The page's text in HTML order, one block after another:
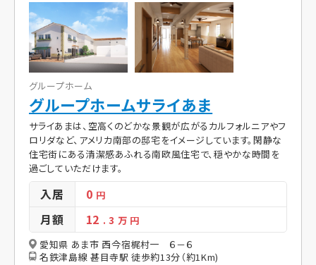
グループホーム
グループホームサライあま
サライあまは、空高くのどかな景観が広がるカルフォルニアやフ
ロリダなど、アメリカ南部の邸宅をイメージしています。閑静な
住宅街にある清潔感あふれる南欧風住宅で、穏やかな時間を
過ごしていただけます。
入居 0 円
月額 12 . 3 万 円
愛知県 あま市 西今宿梶村一 ６－６
名鉄津島線 甚目寺駅 徒歩約13分（約1Km)